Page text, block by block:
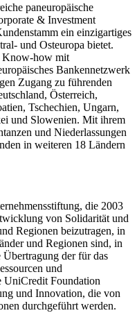
paneuropäische
& Investment
ein einzigartiges
und Osteuropa bietet.
Know-how mit
Bankennetzwerk
Zugang zu führenden
Österreich,
Tschechien, Ungarn,
und Slowenien. Mit ihrem
und Niederlassungen
in weiteren 18 Ländern
die 2003
von Solidarität und
Regionen beizutragen, in
und Regionen sind, in
der für das
und
UniCredit Foundation
und Innovation, die von
durchgeführt werden.